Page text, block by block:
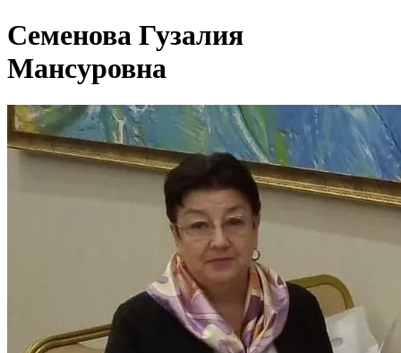
Семенова Гузалия
Мансуровна